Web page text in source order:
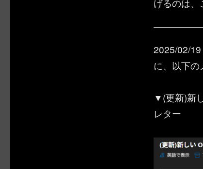
げるのは、
2025/02/
に、以下の
▼(更新)新
レター